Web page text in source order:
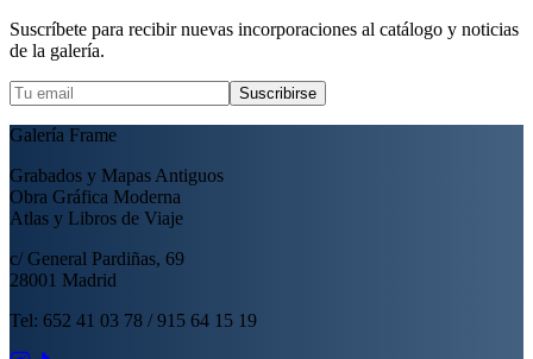
Suscríbete para recibir nuevas incorporaciones al catálogo y noticias
de la galería.
Suscribirse
Galería Frame
Grabados y Mapas Antiguos
Obra Gráfica Moderna
Atlas y Libros de Viaje
c/ General Pardiñas, 69
28001 Madrid
Tel: 652 41 03 78 / 915 64 15 19